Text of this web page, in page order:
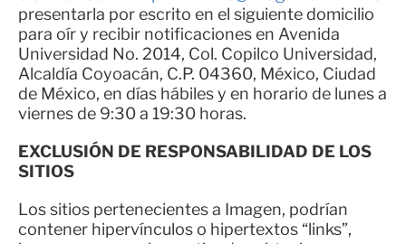
presentarla por escrito en el siguiente domicilio
para oír y recibir notificaciones en Avenida
Universidad No. 2014, Col. Copilco Universidad,
Alcaldía Coyoacán, C.P. 04360, México, Ciudad
de México, en días hábiles y en horario de lunes a
viernes de 9:30 a 19:30 horas.
EXCLUSIÓN DE RESPONSABILIDAD DE LOS
SITIOS
Los sitios pertenecientes a Imagen, podrían
contener hipervínculos o hipertextos “links”,